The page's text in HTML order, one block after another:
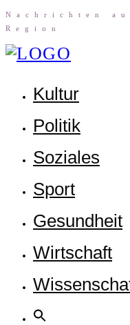
Nach­rich­ten
Region
Kul­tur
Poli­tik
Sozia­les
Sport
Gesund­heit
Wirt­schaft